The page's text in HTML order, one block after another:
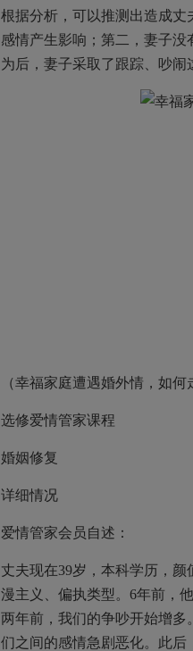
根据分析，可以推测出造成
感情产生影响；第二，妻子
为后，妻子采取了跟踪、吵闹
（幸福家庭遭遇婚外情，如何
选修爱情管家课程
婚姻修复
详细情况
爱情管家会员自述：
丈夫现在39岁，本科学历，
漫主义、偏执类型。6年前，
两年前，我们的争吵开始增
们之间的感情急剧恶化。此